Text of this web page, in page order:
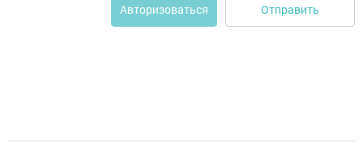
Авторизоваться Отправить